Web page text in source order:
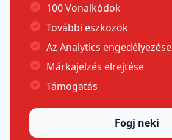
100 Vonalkódok
További eszközök
Az Analytics engedélyezése
Márkajelzés elrejtése
Támogatás
Fogj neki